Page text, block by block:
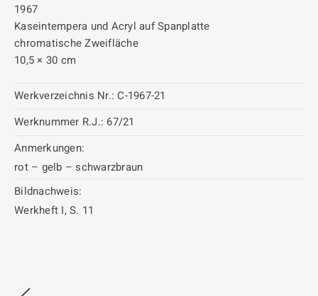
1967
Kaseintempera und Acryl auf Spanplatte
chromatische Zweifläche
10,5 × 30 cm
Werkverzeichnis Nr.: C-1967-21
Werknummer R.J.: 67/21
Anmerkungen:
rot – gelb – schwarzbraun
Bildnachweis:
Werkheft I, S. 11